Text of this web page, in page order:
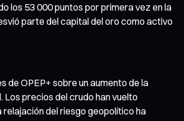
los 53 000 puntos por primera vez en la
parte del capital del oro como activo
de OPEP+ sobre un aumento de la
precios del crudo han vuelto
relajación del riesgo geopolítico ha